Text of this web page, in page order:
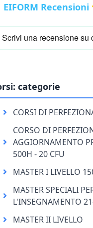
EIFORM Recensioni
categorie
CORSI DI
CORSO DI
AGGIORNAMENTO
500H - 20 CFU
MASTER I LIVELLO
MASTER SPECIALI
L'INSEGNAMENTO
MASTER II LIVELLO